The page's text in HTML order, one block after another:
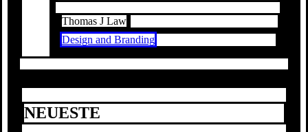
Thomas J Law
Design and Branding
NEUESTE